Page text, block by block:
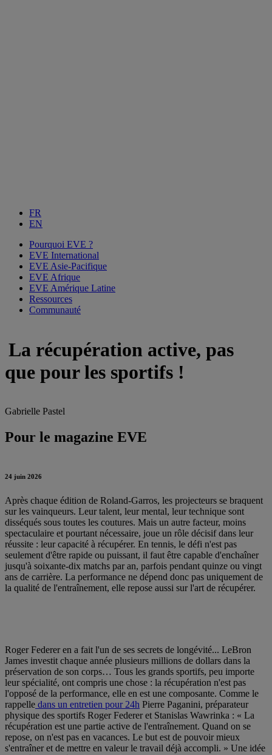
FR
EN
Pourquoi EVE ?
EVE International
EVE Asie-Pacifique
EVE Afrique
EVE Amérique Latine
Ressources
Communauté
La récupération active, pas
que pour les sportifs !
Gabrielle Pastel
Pour le magazine EVE
24 juin 2026
Après chaque édition de Roland-Garros, les projecteurs se braquent
sur les vainqueurs. Leur talent, leur mental, leur technique sont
disséqués sous toutes les coutures. Mais un autre facteur, moins
spectaculaire et pourtant nécessaire, joue un rôle décisif dans leur
réussite : leur capacité à récupérer. En tennis, le défi n'est pas
seulement d'être rapide ou puissant, il faut être capable d'enchaîner
jusqu'à soixante-dix matchs par an, parfois pendant quinze ou vingt
ans de carrière. La performance ne dépend donc pas uniquement de
la qualité de l'entraînement, elle repose aussi sur l'art de récupérer.
Roger Federer en a fait l'un de ses secrets de longévité... LeBron
James investit chaque année plusieurs millions de dollars dans la
préservation de son corps… Tous les grands sportifs, peu importe
leur spécialité, ont compris une chose : la récupération n'est pas
l'opposé de la performance, elle en est une composante. Comme le
rappelle dans un entretien pour 24h Pierre Paganini, préparateur
physique des sportifs Roger Federer et Stanislas Wawrinka : « La
récupération est une partie active de l'entraînement. Quand on se
repose, on n'est pas en vacances. Le but est de pouvoir mieux
s'entraîner et de mettre en valeur le travail déjà accompli. » Une idée